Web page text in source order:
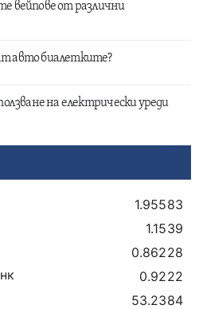
вейпове от различни
авто биалетките?
на електрически уреди
1.95583
1.1539
0.86228
0.9222
53.2384